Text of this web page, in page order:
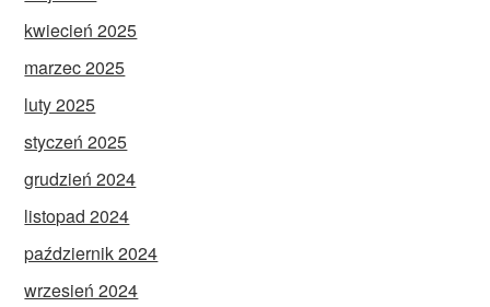
kwiecień 2025
marzec 2025
luty 2025
styczeń 2025
grudzień 2024
listopad 2024
październik 2024
wrzesień 2024